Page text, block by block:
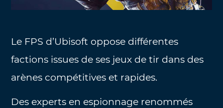
Le FPS d’Ubisoft oppose différentes
factions issues de ses jeux de tir dans des
arènes compétitives et rapides.
Des experts en espionnage renommés